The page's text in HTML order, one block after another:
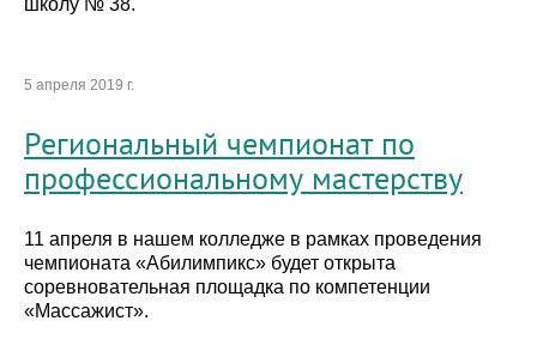
5 апреля 2019 г.
Региональный чемпионат по
профессиональному мастерству
11 апреля в нашем колледже в рамках проведения
чемпионата «Абилимпикс» будет открыта
соревновательная площадка по компетенции
«Массажист».